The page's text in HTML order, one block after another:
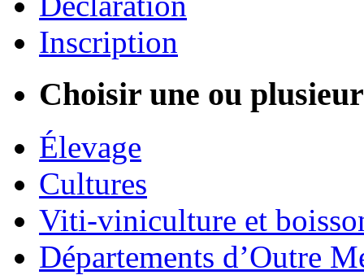
Inscription
Choisir une ou
Élevage
Cultures
Viti-viniculture et
Départements d’Outre